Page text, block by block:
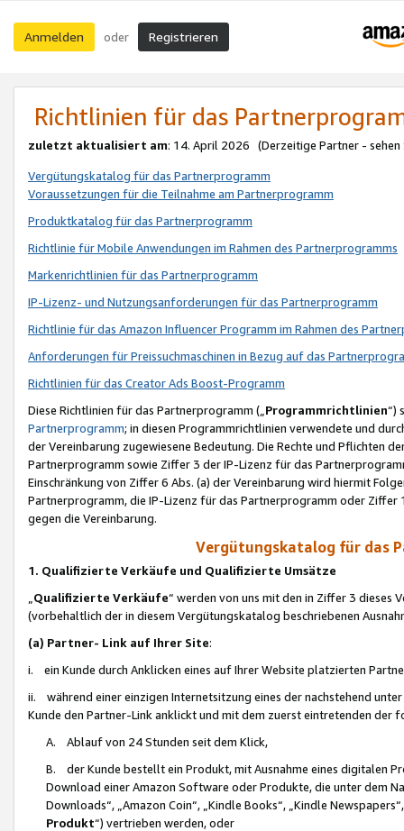
Anmelden oder Registrieren
Richtlinien für das
zuletzt aktualisiert am: 14. April 2026 (Derzeitige Partner - sehen
Vergütungskatalog für das Partnerprogramm
Voraussetzungen für die Teilnahme am Partnerprogramm
Produktkatalog für das Partnerprogramm
Richtlinie für Mobile Anwendungen im Rahmen des Partnerprogramms
Markenrichtlinien für das Partnerprogramm
IP-Lizenz- und Nutzungsanforderungen für das Partnerprogramm
Richtlinie für das Amazon Influencer Programm im Rahmen des
Anforderungen für Preissuchmaschinen in Bezug auf das
Richtlinien für das Creator Ads Boost-Programm
Diese Richtlinien für das Partnerprogramm („Programmrichtlinien“)
Partnerprogramm; in diesen Programmrichtlinien verwendete und
der Vereinbarung zugewiesene Bedeutung. Die Rechte und Pflichten
Partnerprogramm sowie Ziffer 3 der IP-Lizenz für das
Einschränkung von Ziffer 6 Abs. (a) der Vereinbarung wird hiermit
Partnerprogramm, die IP-Lizenz für das Partnerprogramm oder
gegen die Vereinbarung.
Vergütungskatalog für das
1. Qualifizierte Verkäufe und Qualifizierte Umsätze
Qualifizierte Verkäufe“ werden von uns mit den in Ziffer 3
(vorbehaltlich der in diesem Vergütungskatalog beschriebenen
(a) Partner- Link auf Ihrer Site:
i. ein Kunde durch Anklicken eines auf Ihrer Website platzierten
ii. während einer einzigen Internetsitzung eines der nachstehend
Kunde den Partner-Link anklickt und mit dem zuerst eintretenden der
A. Ablauf von 24 Stunden seit dem Klick,
B. der Kunde bestellt ein Produkt, mit Ausnahme eines digitalen
Download einer Amazon Software oder Produkte, die unter dem
Downloads“, „Amazon Coin“, „Kindle Books“, „Kindle
Produkt“) vertrieben werden, oder